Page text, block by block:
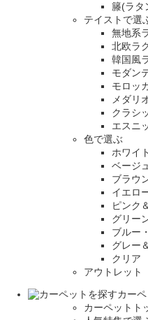
籐(ラタ
テイストで選
無地系
北欧ラ
韓国風
モダン
モロッ
メダリ
クラシ
エスニ
色で選ぶ
ホワイ
ベージ
ブラウ
イエロ
ピンク
グリー
ブルー
グレー
クリア
アウトレット
カー
カーペットト